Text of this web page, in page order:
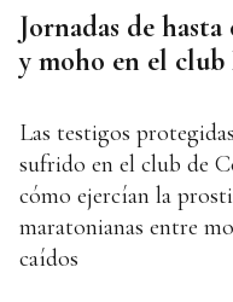
Jornadas de
y moho en el club
Las testigos
sufrido en el club de
cómo ejercían la
maratonianas entre
caídos